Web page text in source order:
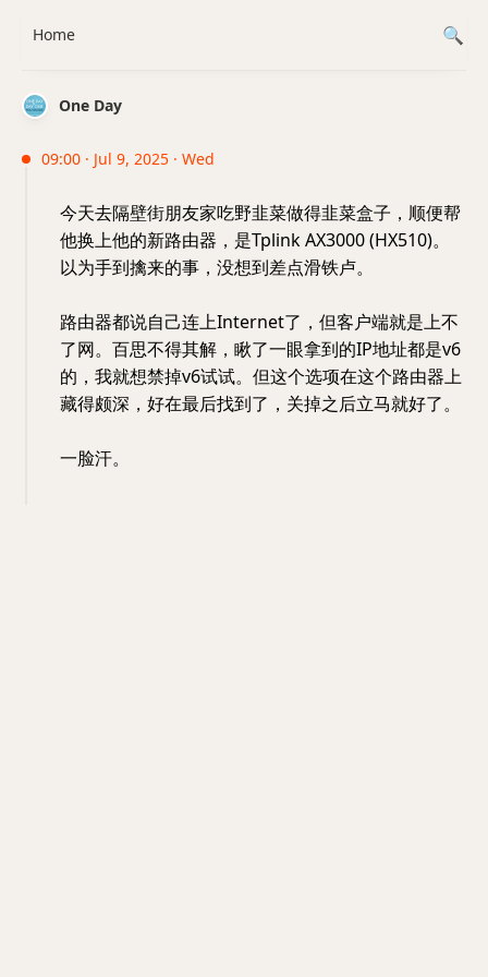
One Day
09:00 · Jul 9, 2025 · Wed
今天去隔壁街朋友家吃野韭菜做得韭菜盒子，顺便帮
他换上他的新路由器，是Tplink AX3000 (HX510)。
以为手到擒来的事，没想到差点滑铁卢。
路由器都说自己连上Internet了，但客户端就是上不
了网。百思不得其解，瞅了一眼拿到的IP地址都是v6
的，我就想禁掉v6试试。但这个选项在这个路由器上
藏得颇深，好在最后找到了，关掉之后立马就好了。
一脸汗。
Home